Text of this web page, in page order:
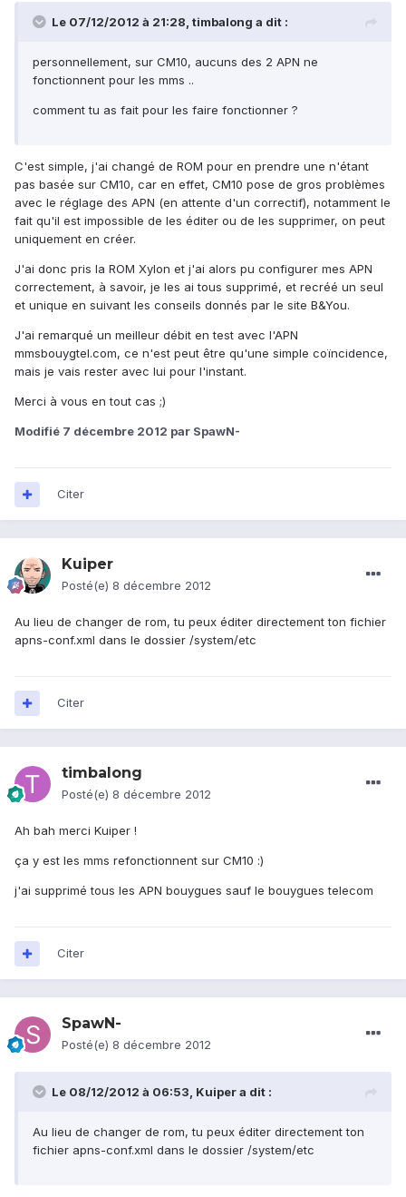
Le 07/12/2012 à 21:28, timbalong a dit :
personnellement, sur CM10, aucuns des 2 APN ne
fonctionnent pour les mms ..
comment tu as fait pour les faire fonctionner ?
C'est simple, j'ai changé de ROM pour en prendre une n'étant
pas basée sur CM10, car en effet, CM10 pose de gros problèmes
avec le réglage des APN (en attente d'un correctif), notamment le
fait qu'il est impossible de les éditer ou de les supprimer, on peut
uniquement en créer.
J'ai donc pris la ROM Xylon et j'ai alors pu configurer mes APN
correctement, à savoir, je les ai tous supprimé, et recréé un seul
et unique en suivant les conseils donnés par le site B&You.
J'ai remarqué un meilleur débit en test avec l'APN
mmsbouygtel.com, ce n'est peut être qu'une simple coïncidence,
mais je vais rester avec lui pour l'instant.
Merci à vous en tout cas ;)
Modifié 7 décembre 2012 par SpawN-
Citer
Kuiper
Posté(e) 8 décembre 2012
Au lieu de changer de rom, tu peux éditer directement ton fichier
apns-conf.xml dans le dossier /system/etc
Citer
timbalong
Posté(e) 8 décembre 2012
Ah bah merci Kuiper !
ça y est les mms refonctionnent sur CM10 :)
j'ai supprimé tous les APN bouygues sauf le bouygues telecom
Citer
SpawN-
Posté(e) 8 décembre 2012
Le 08/12/2012 à 06:53, Kuiper a dit :
Au lieu de changer de rom, tu peux éditer directement ton
fichier apns-conf.xml dans le dossier /system/etc